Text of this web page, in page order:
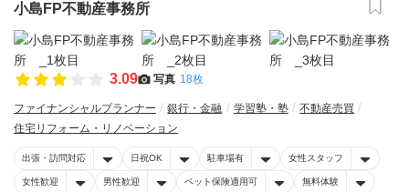
小島FP不動産事務所
3.09 写真 18枚
ファイナンシャルプランナー 銀行・金融 学習塾・塾
不動産売買
住宅リフォーム・リノベーション
出張・訪問対応 日祝OK 駐車場有 女性スタッフ
女性歓迎 男性歓迎 ペット保険適用可 無料体験